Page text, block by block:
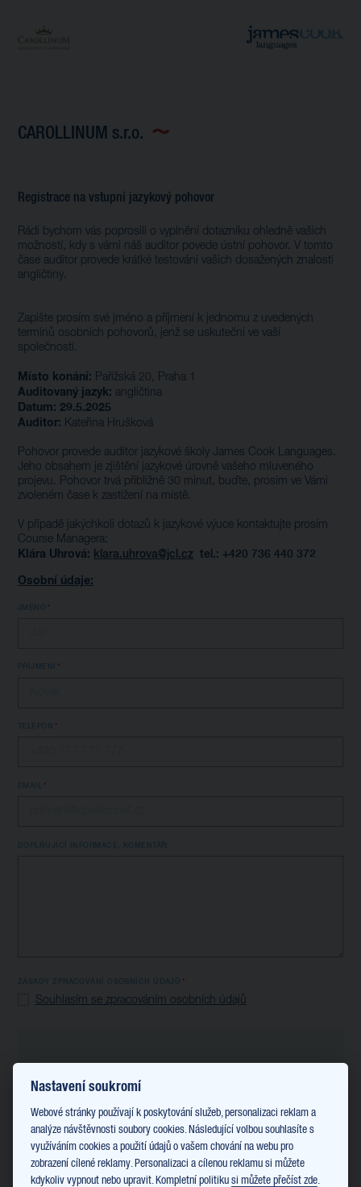
CAROLLINUM s.r.o.
Registrace na vstupní jazykový pohovor
Rádi bychom vás poprosili o vyplnění dotazníku ohledně vašich
možností, kdy s vámi náš auditor povede ústní pohovor. V tomto
čase auditor provede krátké testování vašich dosažených znalostí
angličtiny.
Zapište prosím své jméno a příjmení k jednomu z uvedených
termínů osobních pohovorů, jenž se uskuteční ve vaší
společnosti.
Místo konání: Pařížská 20, Praha 1
Auditovaný jazyk: angličtina
Datum: 29.5.2025
Auditor: Kateřina Hrušková
Pohovor provede auditor jazykové školy James Cook Languages.
Jeho obsahem je zjištění jazykové úrovně vašeho mluveného
projevu. Pohovor trvá přibližně 30 minut, buďte, prosím ve Vámi
zvoleném čase k zastižení na místě.
V případě jakýchkoli dotazů k jazykové výuce kontaktujte prosím
Course Managera:
Klára Uhrová: klara.uhrova@jcl.cz tel.: +420 736 440 372
Osobní údaje:
TELEFON
EMAIL
DOPLŇUJÍCÍ INFORMACE, KOMENTÁŘ:
ZÁSADY ZPRACOVÁNÍ OSOBNÍCH ÚDAJŮ
Souhlasím se zpracováním osobních údajů
08:30 - 09:00
Nastavení soukromí
Webové stránky používají k poskytování služeb, personalizaci reklam a
analýze návštěvnosti soubory cookies. Následující volbou souhlasíte s
využíváním cookies a použití údajů o vašem chování na webu pro
zobrazení cílené reklamy. Personalizaci a cílenou reklamu si můžete
kdykoliv vypnout nebo upravit. Kompletní politikusi můžete přečíst zde